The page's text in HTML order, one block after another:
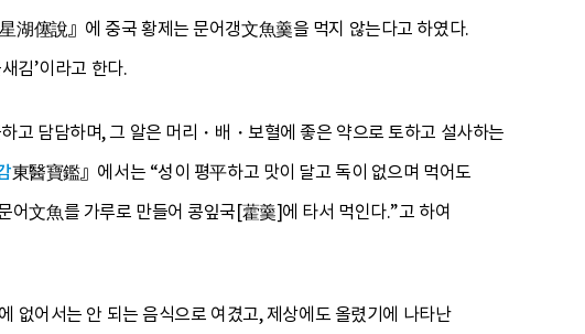
湖僿說』에 중국 황제는 문어갱文魚羹을 먹지 않는다고 하였다.
김’이라고 한다.
고 담담하며, 그 알은 머리・배・보혈에 좋은 약으로 토하고 설사하는
東醫寶鑑』에서는 “성이 평平하고 맛이 달고 독이 없으며 먹어도
文魚를 가루로 만들어 콩잎국[藿羹]에 타서 먹인다.”고 하여
없어서는 안 되는 음식으로 여겼고, 제상에도 올렸기에 나타난